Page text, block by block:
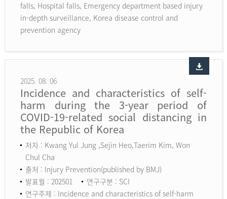
falls, Hospital falls, Emergency department based injury
in-depth surveillance, Korea disease control and
prevention agency
2025. 08. 06
Incidence and characteristics of self-
harm during the 3-year period of
COVID-19-related social distancing in
the Republic of Korea
저자 : Kwang Yul Jung ,Sejin Heo,Taerim Kim, Won
Chul Cha
출처 : Injury Prevention(published by BMJ)
발표월 : 202501
연구구분 : SCI
연구주제 : Incidence and characteristics of self-harm